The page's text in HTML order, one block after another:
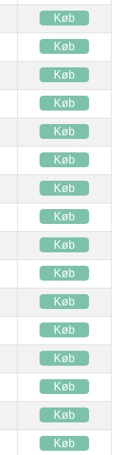
Køb
Køb
Køb
Køb
Køb
Køb
Køb
Køb
Køb
Køb
Køb
Køb
Køb
Køb
Køb
Køb